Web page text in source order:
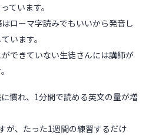
ています。
ローマ字読みでもいいから発音し
います。
できていない生徒さんには講師が
慣れ、1分間で読める英文の量が増
が、たった1週間の練習するだけ